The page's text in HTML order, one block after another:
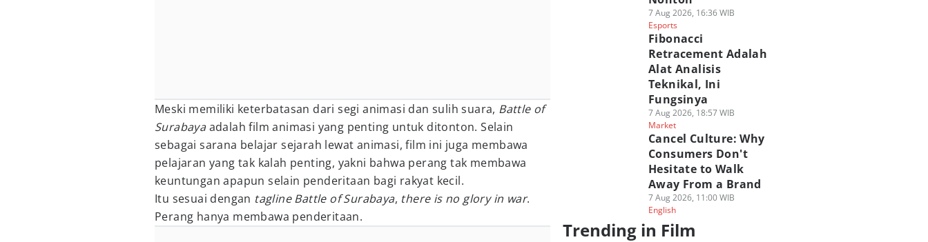
Meski memiliki keterbatasan dari segi animasi dan sulih suara, Battle of
Surabayaadalah film animasi yang penting untuk ditonton. Selain
sebagai sarana belajar sejarah lewat animasi, film ini juga membawa
pelajaran yang tak kalah penting, yakni bahwa perang tak membawa
keuntungan apapun selain penderitaan bagi rakyat kecil.
Itu sesuai dengan tagline Battle of Surabaya, there is no glory in war.
Perang hanya membawa penderitaan.
7 Aug 2026, 16:36 WIB
Esports
Fibonacci
Retracement Adalah
Alat Analisis
Teknikal, Ini
Fungsinya
7 Aug 2026, 18:57 WIB
Market
Cancel Culture: Why
Consumers Don't
Hesitate to Walk
Away From a Brand
7 Aug 2026, 11:00 WIB
English
Trending in Film